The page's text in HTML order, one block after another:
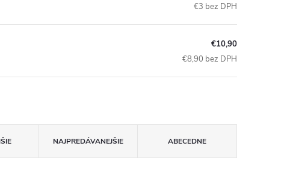
€3 bez DPH
€10,90
€8,90 bez DPH
NAJPREDÁVANEJŠIE ABECEDNE